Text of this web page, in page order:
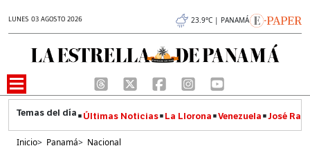
LUNES 03 AGOSTO 2026 23.9°C | PANAMÁ
Últimas Noticias La Llorona Venezuela José
Inicio> Panamá> Nacional